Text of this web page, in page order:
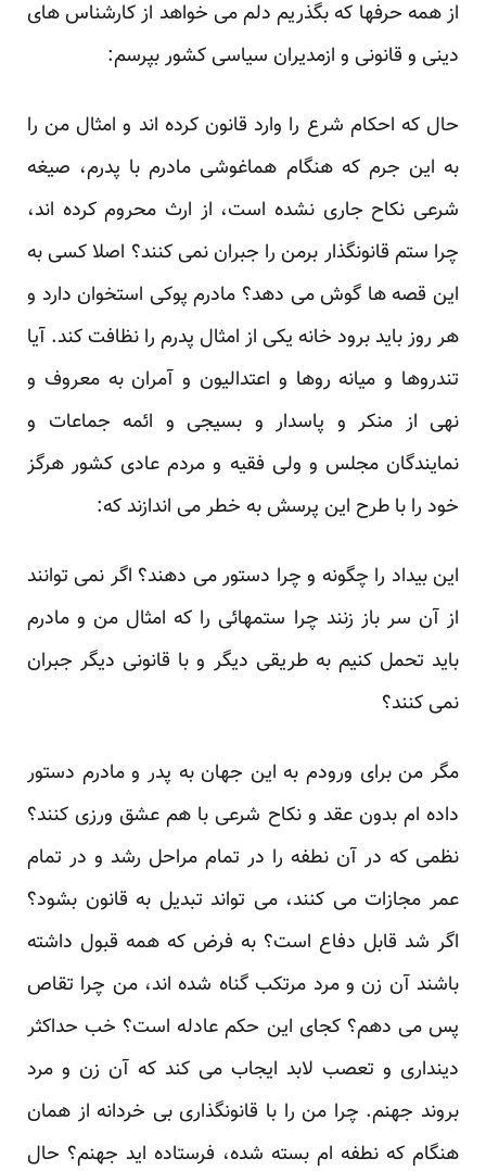
از همه حرفها که بگذریم دلم می خواهد از کارشناس های
دینی و قانونی و ازمدیران سیاسی کشور بپرسم:
حال که احکام شرع را وارد قانون کرده اند و امثال من را
به این جرم که هنگام هماغوشی مادرم با پدرم، صیغه
شرعی نکاح جاری نشده است، از ارث محروم کرده اند،
چرا ستم قانونگذار برمن را جبران نمی کنند؟ اصلا کسی به
این قصه ها گوش می دهد؟ مادرم پوکی استخوان دارد و
هر روز باید برود خانه یکی از امثال پدرم را نظافت کند. آیا
تندروها و میانه روها و اعتدالیون و آمران به معروف و
نهی از منکر و پاسدار و بسیجی و ائمه جماعات و
نمایندگان مجلس و ولی فقیه و مردم عادی کشور هرگز
خود را با طرح این پرسش به خطر می اندازند که:
این بیداد را چگونه و چرا دستور می دهند؟ اگر نمی توانند
از آن سر باز زنند چرا ستمهائی را که امثال من و مادرم
باید تحمل کنیم به طریقی دیگر و با قانونی دیگر جبران
نمی کنند؟
مگر من برای ورودم به این جهان به پدر و مادرم دستور
داده ام بدون عقد و نکاح شرعی با هم عشق ورزی کنند؟
نظمی که در آن نطفه را در تمام مراحل رشد و در تمام
عمر مجازات می کنند، می تواند تبدیل به قانون بشود؟
اگر شد قابل دفاع است؟ به فرض که همه قبول داشته
باشند آن زن و مرد مرتکب گناه شده اند، من چرا تقاص
پس می دهم؟ کجای این حکم عادله است؟ خب حداکثر
دینداری و تعصب لابد ایجاب می کند که آن زن و مرد
بروند جهنم. چرا من را با قانونگذاری بی خردانه از همان
هنگام که نطفه ام بسته شده، فرستاده اید جهنم؟ حال